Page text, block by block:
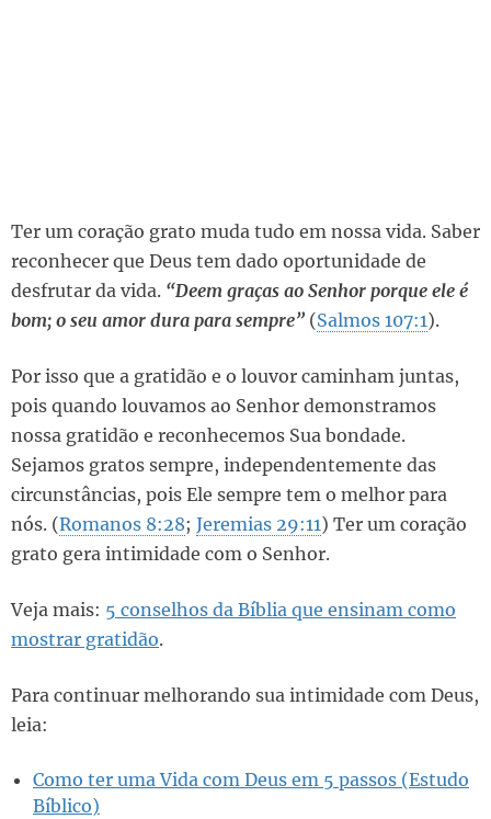
Ter um coração grato muda tudo em nossa vida. Saber
reconhecer que Deus tem dado oportunidade de
desfrutar da vida. “Deem graças ao Senhor porque ele é
bom; o seu amor dura para sempre” (Salmos 107:1).
Por isso que a gratidão e o louvor caminham juntas,
pois quando louvamos ao Senhor demonstramos
nossa gratidão e reconhecemos Sua bondade.
Sejamos gratos sempre, independentemente das
circunstâncias, pois Ele sempre tem o melhor para
nós. (Romanos 8:28; Jeremias 29:11) Ter um coração
grato gera intimidade com o Senhor.
Veja mais: 5 conselhos da Bíblia que ensinam como
mostrar gratidão.
Para continuar melhorando sua intimidade com Deus,
leia:
Como ter uma Vida com Deus em 5 passos (Estudo
Bíblico)